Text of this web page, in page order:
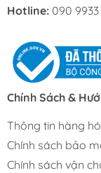
Hotline: 090
Chính Sách &
Thông tin hàng
Chính sách bảo
Chính sách vận